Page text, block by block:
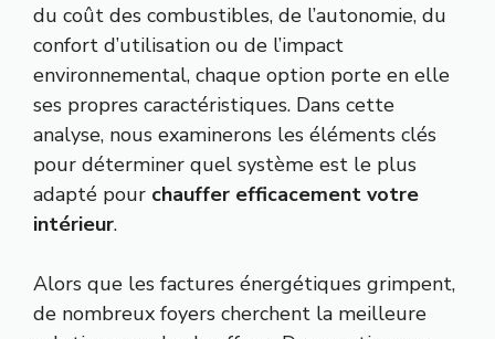
du coût des combustibles, de l’autonomie, du
confort d’utilisation ou de l’impact
environnemental, chaque option porte en elle
ses propres caractéristiques. Dans cette
analyse, nous examinerons les éléments clés
pour déterminer quel système est le plus
adapté pour chauffer efficacement votre
intérieur.
Alors que les factures énergétiques grimpent,
de nombreux foyers cherchent la meilleure